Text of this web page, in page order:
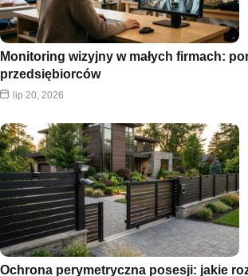
Monitoring wizyjny w małych firmach:
przedsiębiorców
lip 20, 2026
Ochrona perymetryczna posesji: jakie